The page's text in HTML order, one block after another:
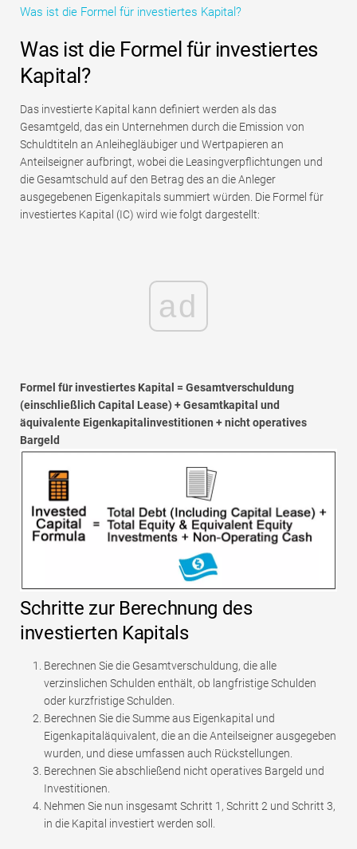
Tutorials zur Finanzmodellierung
Vollständige Form
Risikomanagement-Tutorials
Was ist die Formel für investiertes Kapital?
Was ist die Formel für investiertes
Kapital?
Das investierte Kapital kann definiert werden als das
Gesamtgeld, das ein Unternehmen durch die Emission von
Schuldtiteln an Anleihegläubiger und Wertpapieren an
Anteilseigner aufbringt, wobei die Leasingverpflichtungen und
die Gesamtschuld auf den Betrag des an die Anleger
ausgegebenen Eigenkapitals summiert würden. Die Formel für
investiertes Kapital (IC) wird wie folgt dargestellt:
ad
Formel für investiertes Kapital = Gesamtverschuldung
(einschließlich Capital Lease) + Gesamtkapital und
äquivalente Eigenkapitalinvestitionen + nicht operatives
Bargeld
Schritte zur Berechnung des
investierten Kapitals
Berechnen Sie die Gesamtverschuldung, die alle
verzinslichen Schulden enthält, ob langfristige Schulden
oder kurzfristige Schulden.
Berechnen Sie die Summe aus Eigenkapital und
Eigenkapitaläquivalent, die an die Anteilseigner ausgegeben
wurden, und diese umfassen auch Rückstellungen.
Berechnen Sie abschließend nicht operatives Bargeld und
Investitionen.
Nehmen Sie nun insgesamt Schritt 1, Schritt 2 und Schritt 3,
in die Kapital investiert werden soll.